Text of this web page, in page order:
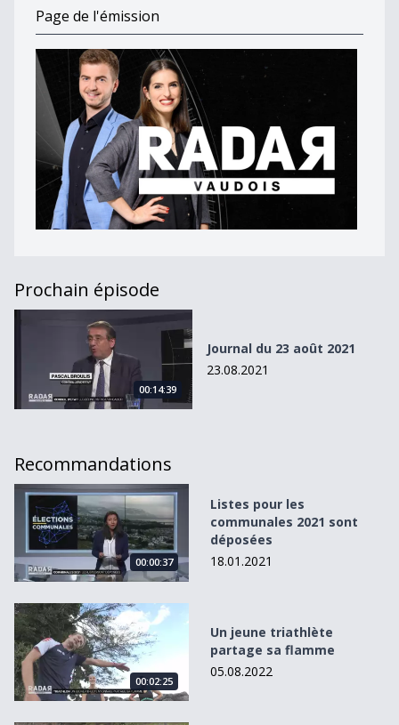
Page de l'émission
Prochain épisode
Journal du 23 août 2021
00:14:39
Journal du 23 août 2021
23.08.2021
Recommandations
Listes pour les communales 2021 sont déposées
00:00:37
Listes pour les
communales 2021 sont
déposées
18.01.2021
Un jeune triathlète partage sa flamme
00:02:25
Un jeune triathlète
partage sa flamme
05.08.2022